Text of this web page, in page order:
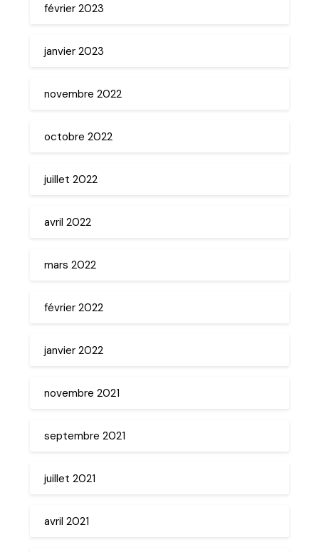
février 2023
janvier 2023
novembre 2022
octobre 2022
juillet 2022
avril 2022
mars 2022
février 2022
janvier 2022
novembre 2021
septembre 2021
juillet 2021
avril 2021